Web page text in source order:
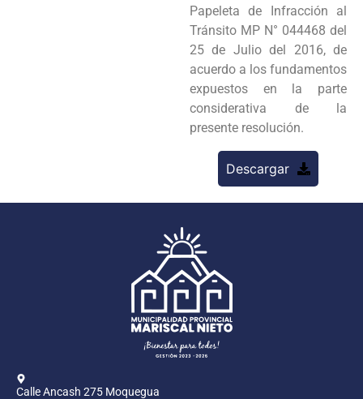
Papeleta de Infracción al
Tránsito MP N° 044468 del
25 de Julio del 2016, de
acuerdo a los fundamentos
expuestos en la parte
considerativa de la
presente resolución.
Descargar
Calle Ancash 275 Moquegua